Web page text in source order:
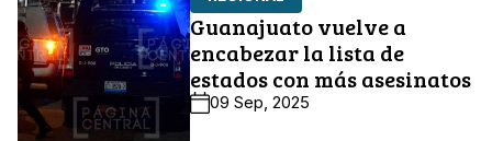
Guanajuato vuelve a
encabezar la lista de
estados con más asesinatos
09 Sep, 2025